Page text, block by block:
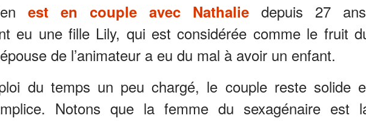
est en couple avec Nathalie depuis 27
eu une fille Lily, qui est considérée comme le fruit
de l’animateur a eu du mal à avoir un enfant.
du temps un peu chargé, le couple reste solide
Notons que la femme du sexagénaire est